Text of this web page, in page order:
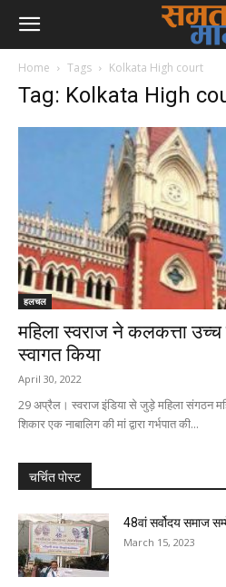
Home Tags Kolkata High court
Tag: Kolkata High
हलचल
महिला स्वराज ने कलकत्ता
स्वागत किया
April 30, 2022
29 अप्रैल। स्वराज इंडिया से जुड़े महिला संगठन
शिकार एक नाबालिग की मां द्वारा गर्भपात की...
चर्चित पोस्ट
48वां सर्वोदय समाज
March 15, 2023